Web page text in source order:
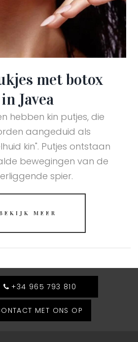
met botox
in Javea
hebben kin putjes, die
aangeduid als
kin". Putjes ontstaan
bewegingen van de
spier.
MEER
+34 965 793 810
MET ONS OP